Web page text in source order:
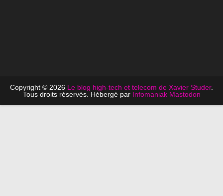
Copyright © 2026 Le blog high-tech et telecom de Xavier Studer.
Tous droits réservés. Hébergé par Infomaniak Mastodon